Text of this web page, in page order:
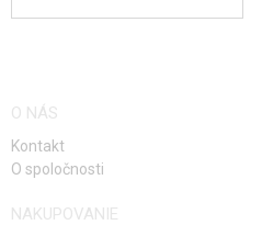
O NÁS
Kontakt
O spoločnosti
NAKUPOVANIE